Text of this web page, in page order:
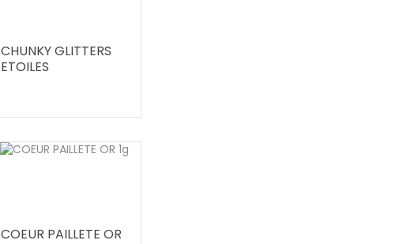
CHUNKY GLITTERS
ETOILES
COEUR PAILLETE OR